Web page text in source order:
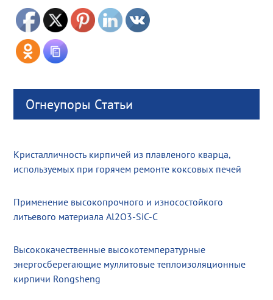
Огнеупоры Статьи
Кристалличность кирпичей из плавленого кварца,
используемых при горячем ремонте коксовых печей
Применение высокопрочного и износостойкого
литьевого материала Al2O3-SiC-C
Высококачественные высокотемпературные
энергосберегающие муллитовые теплоизоляционные
кирпичи Rongsheng